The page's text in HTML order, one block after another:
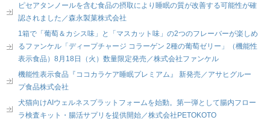
ピセアタンノールを含む食品の摂取により睡眠の質が改善する可能性が確
認されました／森永製菓株式会社
1箱で「葡萄＆カシス味」と「マスカット味」の2つのフレーバーが楽しめ
るファンケル「ディープチャージ コラーゲン 2種の葡萄ゼリー」（機能性
表示食品）8月18日（火）数量限定発売／株式会社ファンケル
機能性表示食品『ココカラケア睡眠プレミアム』 新発売／アサヒグルー
プ食品株式会社
犬猫向けAIウェルネスプラットフォームを始動。第一弾として腸内フロー
ラ検査キット・腸活サプリを提供開始／株式会社PETOKOTO